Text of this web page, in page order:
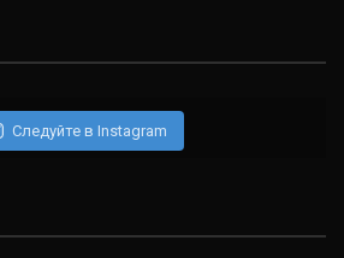
Следуйте в Instagram